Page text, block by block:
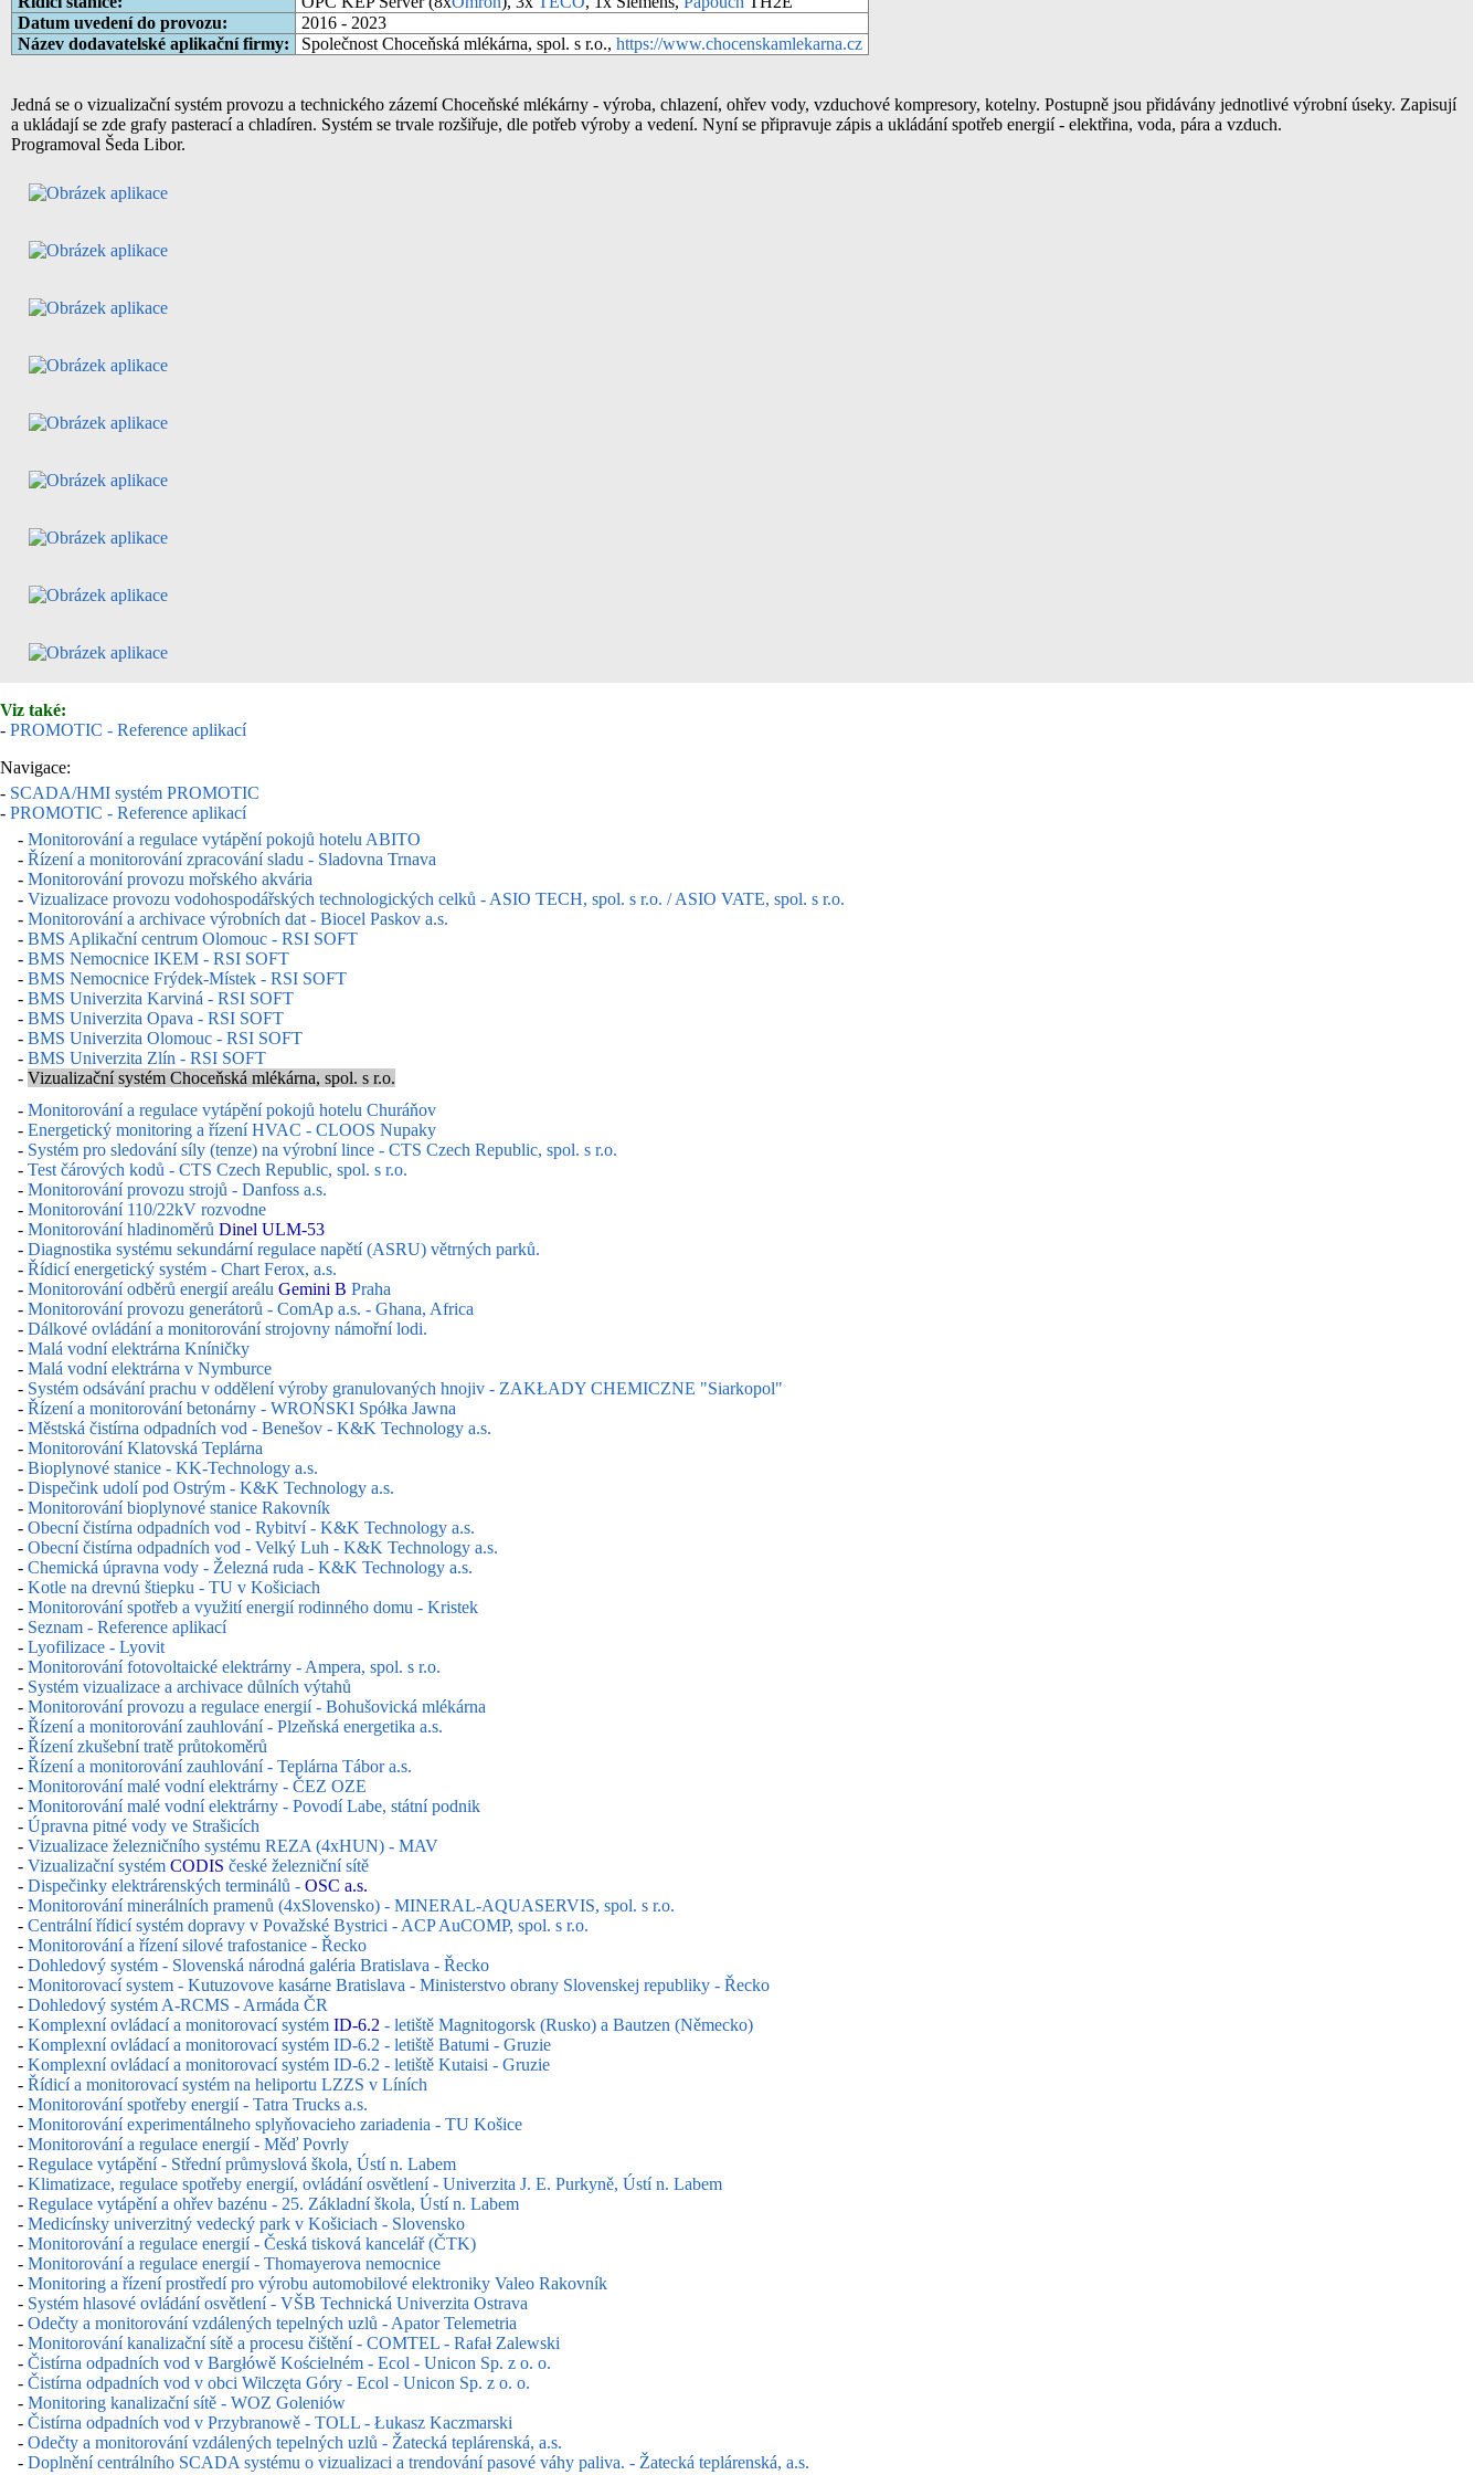
Datum uvedení do provozu:
2016 - 2023
Název dodavatelské aplikační firmy:
Společnost Choceňská mlékárna, spol. s r.o., https://www.chocenskamlekarna.cz
Jedná se o vizualizační systém provozu a technického zázemí Choceňské mlékárny - výroba, chlazení, ohřev vody, vzduchové kompresory, kotelny. Postupně jsou přidávány jednotlivé výrobní úseky. Zapisují
a ukládají se zde grafy pasterací a chladíren. Systém se trvale rozšiřuje, dle potřeb výroby a vedení. Nyní se připravuje zápis a ukládání spotřeb energií - elektřina, voda, pára a vzduch.
Programoval Šeda Libor.
Viz také:
- PROMOTIC - Reference aplikací
Navigace:
- SCADA/HMI systém PROMOTIC
- PROMOTIC - Reference aplikací
- Monitorování a regulace vytápění pokojů hotelu ABITO
- Řízení a monitorování zpracování sladu - Sladovna Trnava
- Monitorování provozu mořského akvária
- Vizualizace provozu vodohospodářských technologických celků - ASIO TECH, spol. s r.o. / ASIO VATE, spol. s r.o.
- Monitorování a archivace výrobních dat - Biocel Paskov a.s.
- BMS Aplikační centrum Olomouc - RSI SOFT
- BMS Nemocnice IKEM - RSI SOFT
- BMS Nemocnice Frýdek-Místek - RSI SOFT
- BMS Univerzita Karviná - RSI SOFT
- BMS Univerzita Opava - RSI SOFT
- BMS Univerzita Olomouc - RSI SOFT
- BMS Univerzita Zlín - RSI SOFT
- Vizualizační systém Choceňská mlékárna, spol. s r.o.
- Monitorování a regulace vytápění pokojů hotelu Churáňov
- Energetický monitoring a řízení HVAC - CLOOS Nupaky
- Systém pro sledování síly (tenze) na výrobní lince - CTS Czech Republic, spol. s r.o.
- Test čárových kodů - CTS Czech Republic, spol. s r.o.
- Monitorování provozu strojů - Danfoss a.s.
- Monitorování 110/22kV rozvodne
- Monitorování hladinoměrů Dinel ULM-53
- Diagnostika systému sekundární regulace napětí (ASRU) větrných parků.
- Řídicí energetický systém - Chart Ferox, a.s.
- Monitorování odběrů energií areálu Gemini B Praha
- Monitorování provozu generátorů - ComAp a.s. - Ghana, Africa
- Dálkové ovládání a monitorování strojovny námořní lodi.
- Malá vodní elektrárna Kníničky
- Malá vodní elektrárna v Nymburce
- Systém odsávání prachu v oddělení výroby granulovaných hnojiv - ZAKŁADY CHEMICZNE "Siarkopol"
- Řízení a monitorování betonárny - WROŃSKI Spółka Jawna
- Městská čistírna odpadních vod - Benešov - K&K Technology a.s.
- Monitorování Klatovská Teplárna
- Bioplynové stanice - KK-Technology a.s.
- Dispečink udolí pod Ostrým - K&K Technology a.s.
- Monitorování bioplynové stanice Rakovník
- Obecní čistírna odpadních vod - Rybitví - K&K Technology a.s.
- Obecní čistírna odpadních vod - Velký Luh - K&K Technology a.s.
- Chemická úpravna vody - Železná ruda - K&K Technology a.s.
- Kotle na drevnú štiepku - TU v Košiciach
- Monitorování spotřeb a využití energií rodinného domu - Kristek
- Seznam - Reference aplikací
- Lyofilizace - Lyovit
- Monitorování fotovoltaické elektrárny - Ampera, spol. s r.o.
- Systém vizualizace a archivace důlních výtahů
- Monitorování provozu a regulace energií - Bohušovická mlékárna
- Řízení a monitorování zauhlování - Plzeňská energetika a.s.
- Řízení zkušební tratě průtokoměrů
- Řízení a monitorování zauhlování - Teplárna Tábor a.s.
- Monitorování malé vodní elektrárny - ČEZ OZE
- Monitorování malé vodní elektrárny - Povodí Labe, státní podnik
- Úpravna pitné vody ve Strašicích
- Vizualizace železničního systému REZA (4xHUN) - MAV
- Vizualizační systém CODIS české železniční sítě
- Dispečinky elektrárenských terminálů - OSC a.s.
- Monitorování minerálních pramenů (4xSlovensko) - MINERAL-AQUASERVIS, spol. s r.o.
- Centrální řídicí systém dopravy v Považské Bystrici - ACP AuCOMP, spol. s r.o.
- Monitorování a řízení silové trafostanice - Řecko
- Dohledový systém - Slovenská národná galéria Bratislava - Řecko
- Monitorovací system - Kutuzovove kasárne Bratislava - Ministerstvo obrany Slovenskej republiky - Řecko
- Dohledový systém A-RCMS - Armáda ČR
- Komplexní ovládací a monitorovací systém ID-6.2 - letiště Magnitogorsk (Rusko) a Bautzen (Německo)
- Komplexní ovládací a monitorovací systém ID-6.2 - letiště Batumi - Gruzie
- Komplexní ovládací a monitorovací systém ID-6.2 - letiště Kutaisi - Gruzie
- Řídicí a monitorovací systém na heliportu LZZS v Líních
- Monitorování spotřeby energií - Tatra Trucks a.s.
- Monitorování experimentálneho splyňovacieho zariadenia - TU Košice
- Monitorování a regulace energií - Měď Povrly
- Regulace vytápění - Střední průmyslová škola, Ústí n. Labem
- Klimatizace, regulace spotřeby energií, ovládání osvětlení - Univerzita J. E. Purkyně, Ústí n. Labem
- Regulace vytápění a ohřev bazénu - 25. Základní škola, Ústí n. Labem
- Medicínsky univerzitný vedecký park v Košiciach - Slovensko
- Monitorování a regulace energií - Česká tisková kancelář (ČTK)
- Monitorování a regulace energií - Thomayerova nemocnice
- Monitoring a řízení prostředí pro výrobu automobilové elektroniky Valeo Rakovník
- Systém hlasové ovládání osvětlení - VŠB Technická Univerzita Ostrava
- Odečty a monitorování vzdálených tepelných uzlů - Apator Telemetria
- Monitorování kanalizační sítě a procesu čištění - COMTEL - Rafał Zalewski
- Čistírna odpadních vod v Bargłówě Kościelném - Ecol - Unicon Sp. z o. o.
- Čistírna odpadních vod v obci Wilczęta Góry - Ecol - Unicon Sp. z o. o.
- Monitoring kanalizační sítě - WOZ Goleniów
- Čistírna odpadních vod v Przybranowě - TOLL - Łukasz Kaczmarski
- Odečty a monitorování vzdálených tepelných uzlů - Žatecká teplárenská, a.s.
- Doplnění centrálního SCADA systému o vizualizaci a trendování pasové váhy paliva. - Žatecká teplárenská, a.s.